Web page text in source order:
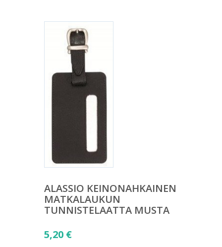
ALASSIO KEINONAHKAINEN
MATKALAUKUN
TUNNISTELAATTA MUSTA
5,20 €